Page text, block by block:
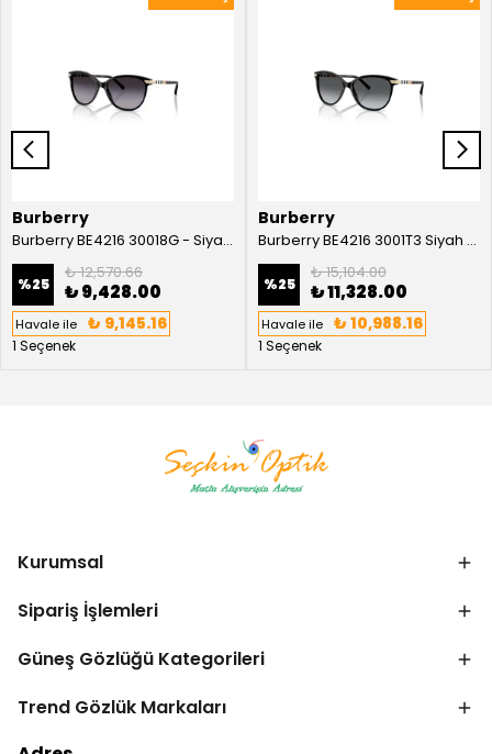
Burberry
Burberry BE4216 30018G - Siyah Kadın Güneş Gözlüğü
%25
₺ 12,570.66
₺ 9,428.00
Havale ile ₺ 9,145.16
1 Seçenek
Burberry
Burberry BE4216 3001T3 Siyah Kadın Güneş Gözlüğü
%25
₺ 15,104.00
₺ 11,328.00
Havale ile ₺ 10,988.16
1 Seçenek
Kurumsal
Sipariş İşlemleri
Güneş Gözlüğü Kategorileri
Trend Gözlük Markaları